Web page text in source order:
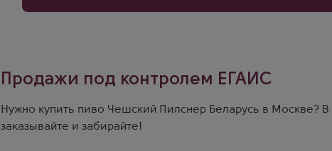
Продажи под контролем ЕГАИС
Нужно купить пиво Чешский Пилснер Беларусь в Москве?
заказывайте и забирайте!